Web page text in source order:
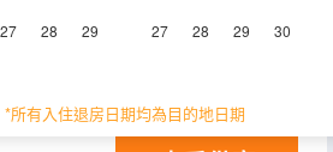
27 28 29 27 28 29 30
*所有入住退房日期均為目的地日期
東樓三人間
17㎡ 3-4層 空調